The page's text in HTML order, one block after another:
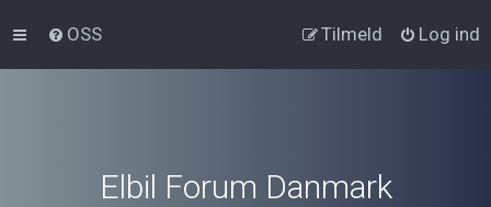
OSS Log ind
Tilmeld
Elbil Forum Danmark